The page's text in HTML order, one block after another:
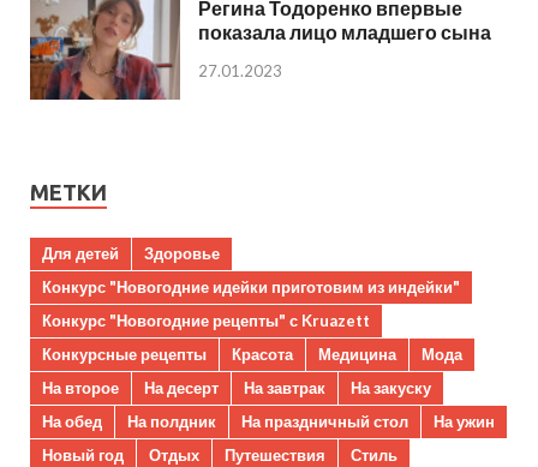
Регина Тодоренко впервые
показала лицо младшего сына
27.01.2023
МЕТКИ
Для детей
Здоровье
Конкурс "Новогодние идейки приготовим из индейки"
Конкурс "Новогодние рецепты" с Kruazett
Конкурсные рецепты
Красота Медицина
Мода
На второе
На десерт На завтрак
На закуску
На обед
На полдник На праздничный стол
На ужин
Новый год
Отдых Путешествия
Стиль